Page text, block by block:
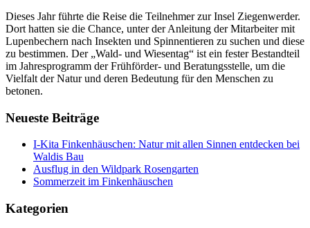
Dieses Jahr führte die Reise die Teilnehmer zur Insel Ziegenwerder.
Dort hatten sie die Chance, unter der Anleitung der Mitarbeiter mit
Lupenbechern nach Insekten und Spinnentieren zu suchen und diese
zu bestimmen. Der „Wald- und Wiesentag“ ist ein fester Bestandteil
im Jahresprogramm der Frühförder- und Beratungsstelle, um die
Vielfalt der Natur und deren Bedeutung für den Menschen zu
betonen.
Neueste Beiträge
I-Kita Finkenhäuschen: Natur mit allen Sinnen entdecken bei
Waldis Bau
Ausflug in den Wildpark Rosengarten
Sommerzeit im Finkenhäuschen
Kategorien